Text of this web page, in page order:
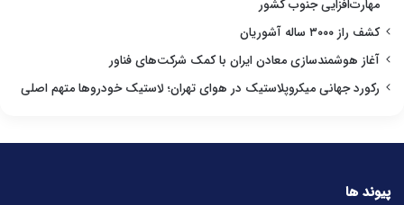
مهارت‌افزایی جنوب کشور
کشف راز ۳۰۰۰ ساله آشوریان
آغاز هوشمندسازی معادن ایران با کمک شرکت‌های فناور
رکورد جهانی میکروپلاستیک در هوای تهران؛ لاستیک خودروها متهم اصلی
پیوند ها